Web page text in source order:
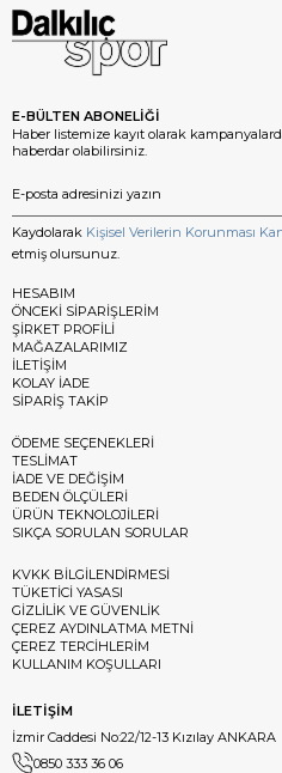
E-BÜLTEN ABONELİĞİ
Haber listemize kayıt olarak
haberdar olabilirsiniz.
Kaydolarak Kişisel Verilerin Korunması
etmiş olursunuz.
HESABIM
ÖNCEKİ SİPARİŞLERİM
ŞİRKET PROFİLİ
MAĞAZALARIMIZ
İLETİŞİM
KOLAY İADE
SİPARİŞ TAKİP
ÖDEME SEÇENEKLERİ
TESLİMAT
İADE VE DEĞİŞİM
BEDEN ÖLÇÜLERİ
ÜRÜN TEKNOLOJİLERİ
SIKÇA SORULAN SORULAR
KVKK BİLGİLENDİRMESİ
TÜKETİCİ YASASI
GİZLİLİK VE GÜVENLİK
ÇEREZ AYDINLATMA METNİ
ÇEREZ TERCİHLERİM
KULLANIM KOŞULLARI
İLETİŞİM
İzmir Caddesi No:22/12-13 Kızılay ANKARA
0850 333 36 06